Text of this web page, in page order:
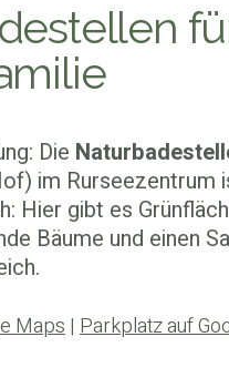
Die
im Rurseezentrum
Hier gibt es
Bäume und einen
Maps| Parkplatz auf